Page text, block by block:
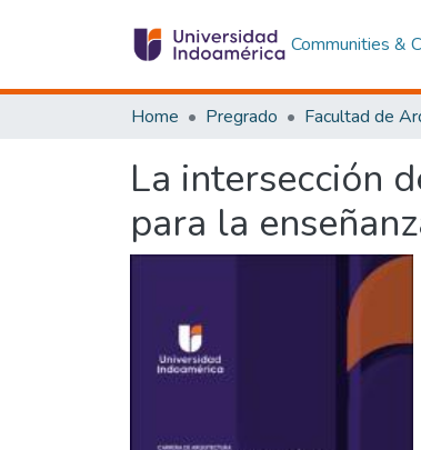
Communities &
Home Pregrado
La intersección
para la